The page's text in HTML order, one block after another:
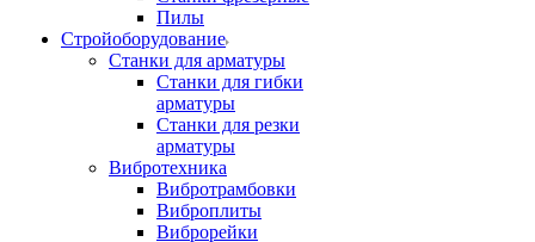
Пилы
Стройоборудование
Станки для арматуры
Станки для гибки
арматуры
Станки для резки
арматуры
Вибротехника
Вибротрамбовки
Виброплиты
Виброрейки